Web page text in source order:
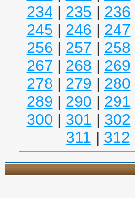
234 | 235 | 236
245 | 246 | 247
256 | 257 | 258
267 | 268 | 269
278 | 279 | 280
289 | 290 | 291
300 | 301 | 302
311 | 312